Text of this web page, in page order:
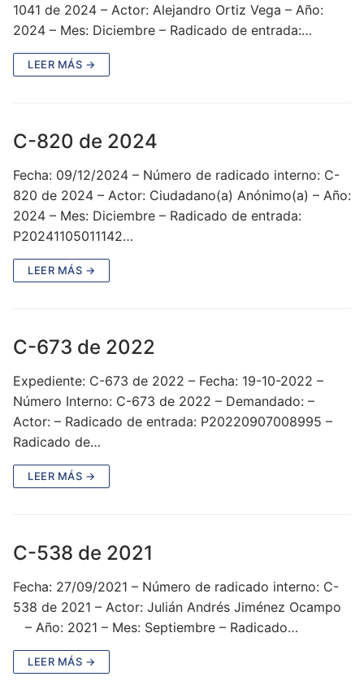
1041 de 2024 – Actor: Alejandro Ortiz Vega – Año:
2024 – Mes: Diciembre – Radicado de entrada:…
LEER MÁS →
C-820 de 2024
Fecha: 09/12/2024 – Número de radicado interno: C-
820 de 2024 – Actor: Ciudadano(a) Anónimo(a) – Año:
2024 – Mes: Diciembre – Radicado de entrada:
P20241105011142…
LEER MÁS →
C-673 de 2022
Expediente: C-673 de 2022 – Fecha: 19-10-2022 –
Número Interno: C-673 de 2022 – Demandado: –
Actor: – Radicado de entrada: P20220907008995 –
Radicado de…
LEER MÁS →
C-538 de 2021
Fecha: 27/09/2021 – Número de radicado interno: C-
538 de 2021 – Actor: Julián Andrés Jiménez Ocampo
– Año: 2021 – Mes: Septiembre – Radicado…
LEER MÁS →